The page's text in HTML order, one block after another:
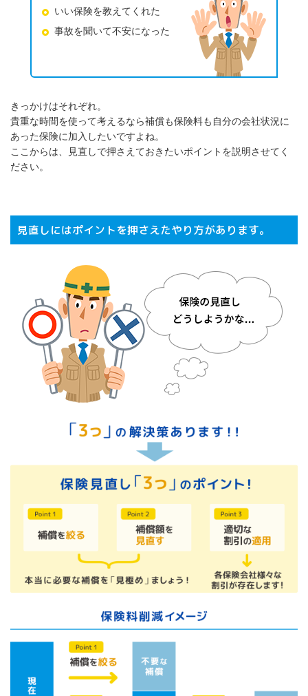
いい保険を教えてくれた
事故を聞いて不安になった
きっかけはそれぞれ。
貴重な時間を使って考えるなら補償も保険料も自分の会社状況に
あった保険に加入したいですよね。
ここからは、見直しで押さえておきたいポイントを説明させてく
ださい。
見直しにはポイントを押さえたやり方があります。